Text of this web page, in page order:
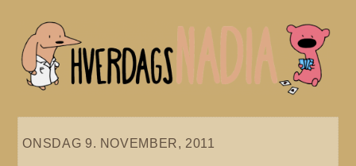
content
ONSDAG 9. NOVEMBER, 2011